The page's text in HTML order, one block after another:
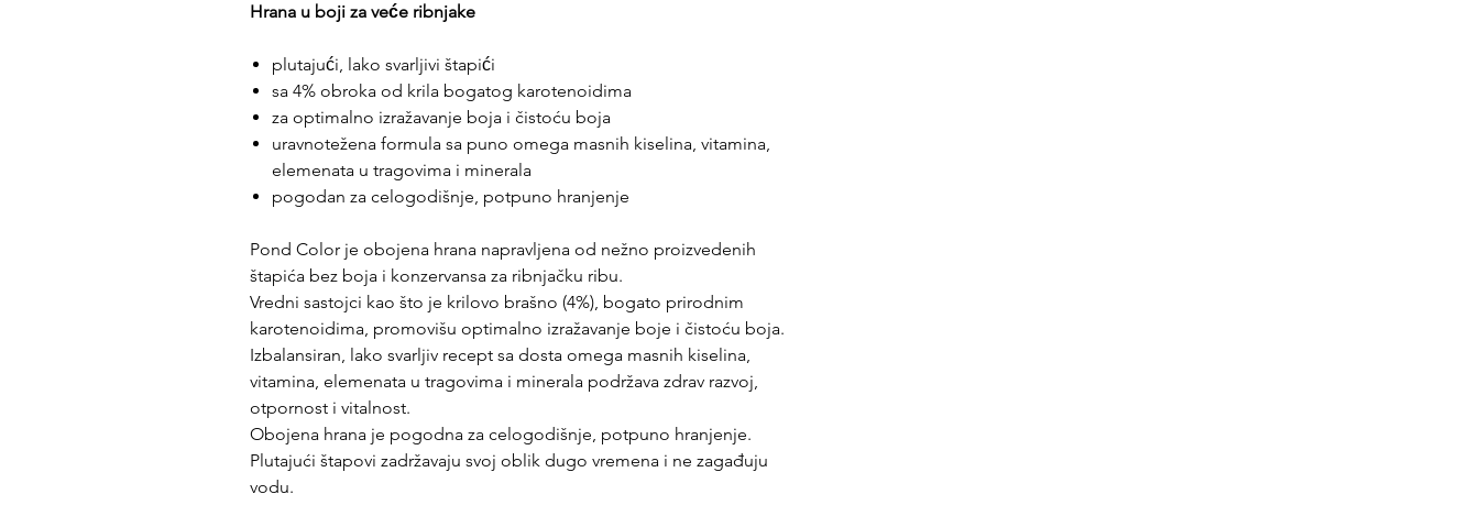
Hrana u boji za veće ribnjake
plutajući, lako svarljivi štapići
sa 4% obroka od krila bogatog karotenoidima
za optimalno izražavanje boja i čistoću boja
uravnotežena formula sa puno omega masnih kiselina, vitamina,
elemenata u tragovima i minerala
pogodan za celogodišnje, potpuno hranjenje
Pond Color je obojena hrana napravljena od nežno proizvedenih
štapića bez boja i konzervansa za ribnjačku ribu.
Vredni sastojci kao što je krilovo brašno (4%), bogato prirodnim
karotenoidima, promovišu optimalno izražavanje boje i čistoću boja.
Izbalansiran, lako svarljiv recept sa dosta omega masnih kiselina,
vitamina, elemenata u tragovima i minerala podržava zdrav razvoj,
otpornost i vitalnost.
Obojena hrana je pogodna za celogodišnje, potpuno hranjenje.
Plutajući štapovi zadržavaju svoj oblik dugo vremena i ne zagađuju
vodu.